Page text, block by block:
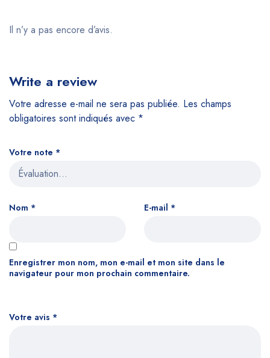
Il n’y a pas encore d’avis.
Write a review
Votre adresse e-mail ne sera pas publiée. Les champs
obligatoires sont indiqués avec *
Votre note *
Votre avis *
Nom * E-mail *
Enregistrer mon nom, mon e-mail et mon site dans le
navigateur pour mon prochain commentaire.